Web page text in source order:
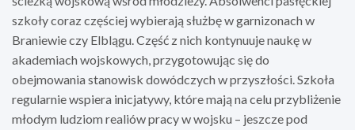
szkoły coraz częściej wybierają służbę w garnizonach w
Braniewie czy Elblągu. Część z nich kontynuuje naukę w
akademiach wojskowych, przygotowując się do
obejmowania stanowisk dowódczych w przyszłości. Szkoła
regularnie wspiera inicjatywy, które mają na celu przybliżenie
młodym ludziom realiów pracy w wojsku – jeszcze pod